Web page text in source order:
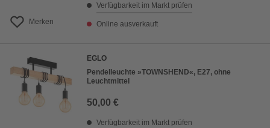
Merken
Verfügbarkeit im Markt prüfen
Online ausverkauft
EGLO
Pendelleuchte »TOWNSHEND«, E27, ohne
Leuchtmittel
50,00 €
Verfügbarkeit im Markt prüfen